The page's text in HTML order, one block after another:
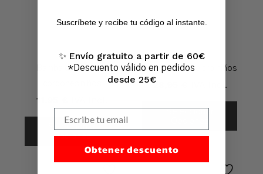
Bamba de lona con
11,95
Opciones
Ibicenca con velcro niños
28,95 IVA Incl.
Seleccionar
Suscríbete y recibe tu código al instante.
✨ Envío gratuito a partir de 60€
*Descuento válido en pedidos
desde 25€
Obtener descuento